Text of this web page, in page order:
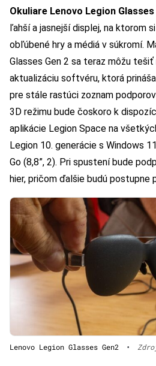
Okuliare Lenovo Legion Glasses
ľahší a jasnejší displej, na ktorom
obľúbené hry a médiá v súkromí.
Glasses Gen 2 sa teraz môžu
aktualizáciu softvéru, ktorá prináša
pre stále rastúci zoznam
3D režimu bude čoskoro k
aplikácie Legion Space na
Legion 10. generácie s Windows
Go (8,8”, 2). Pri spustení bude
hier, pričom ďalšie budú postupne
Lenovo Legion Glasses Gen2 •